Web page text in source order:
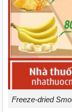
Freeze-dried